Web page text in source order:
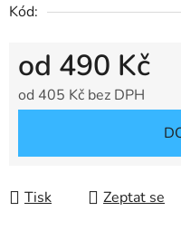
Kód:
od 490 Kč
od 405 Kč bez DPH
Tisk Zeptat se